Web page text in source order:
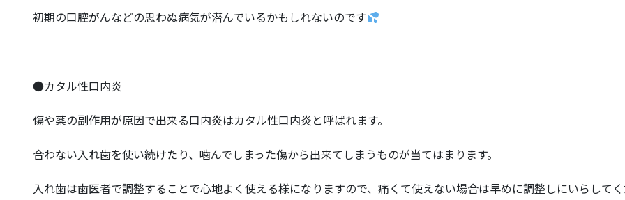
初期の口腔がんなどの思わぬ病気が潜んでいるかもしれないのです
●カタル性口内炎
傷や薬の副作用が原因で出来る口内炎はカタル性口内炎と呼ばれます。
合わない入れ歯を使い続けたり、噛んでしまった傷から出来てしまうものが当てはまります。
入れ歯は歯医者で調整することで心地よく使える様になりますので、痛くて使えない場合は早めに調整しにいらして